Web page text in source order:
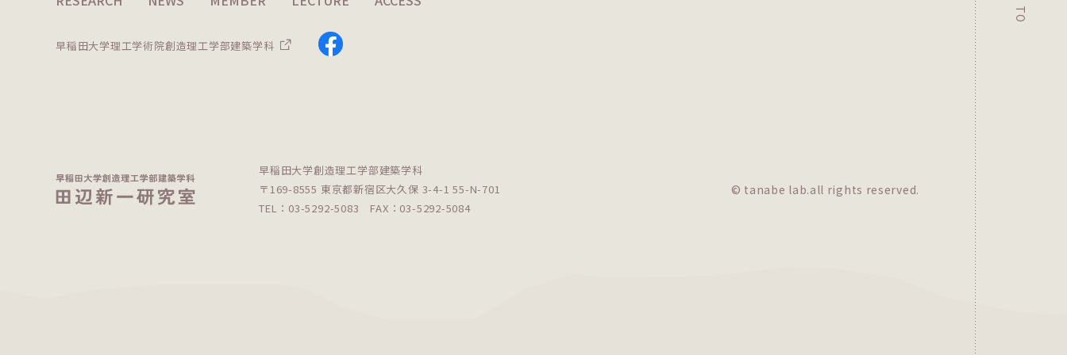
早稲田大学理工学術院創造理工学部建築学科
早稲田大学創造理工学部建築学科
〒169-8555 東京都新宿区大久保 3-4-1 55-N-701
TEL：03-5292-5083 FAX：03-5292-5084
© tanabe lab.all rights reserved.